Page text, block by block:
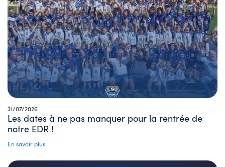
31/07/2026
Les dates à ne pas manquer pour la rentrée de
notre EDR !
En savoir plus